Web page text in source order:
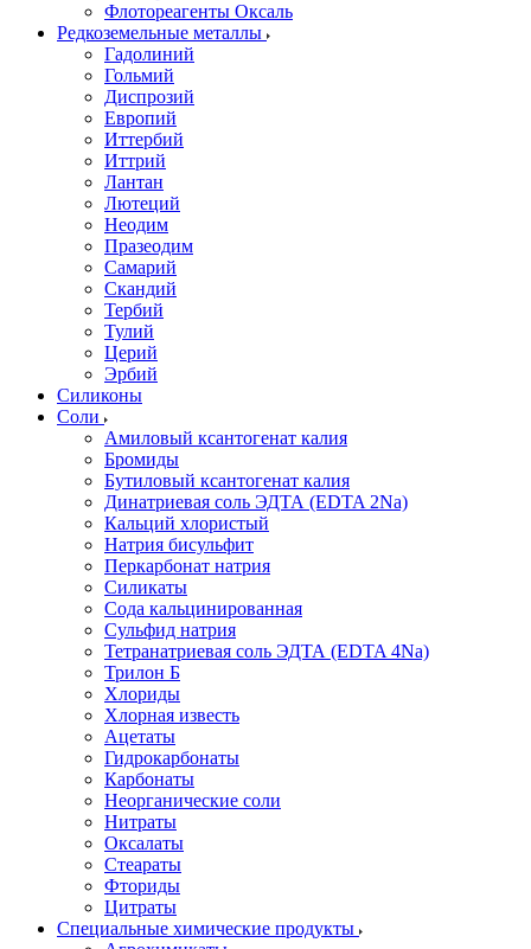
Флотореагенты Оксаль
Редкоземельные металлы
Гадолиний
Гольмий
Диспрозий
Европий
Иттербий
Иттрий
Лантан
Лютеций
Неодим
Празеодим
Самарий
Скандий
Тербий
Тулий
Церий
Эрбий
Силиконы
Соли
Амиловый ксантогенат калия
Бромиды
Бутиловый ксантогенат калия
Динатриевая соль ЭДТА (EDTA 2Na)
Кальций хлористый
Натрия бисульфит
Перкарбонат натрия
Силикаты
Сода кальцинированная
Сульфид натрия
Тетранатриевая соль ЭДТА (EDTA 4Na)
Трилон Б
Хлориды
Хлорная известь
Ацетаты
Гидрокарбонаты
Карбонаты
Неорганические соли
Нитраты
Оксалаты
Стеараты
Фториды
Цитраты
Специальные химические продукты